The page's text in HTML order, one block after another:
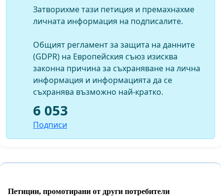
Затворихме тази петиция и премахнахме
личната информация на подписалите.
Общият регламент за защита на данните
(GDPR) на Европейския съюз изисква
законна причина за съхраняване на лична
информация и информацията да се
съхранява възможно най-кратко.
6 053
Подписи
Петиции, промотирани от други потребители